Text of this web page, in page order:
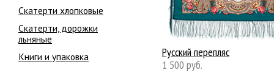
Скатерти хлопковые
Скатерти, дорожки
льняные
Книги и упаковка
Русский перепляс
1 500 руб.